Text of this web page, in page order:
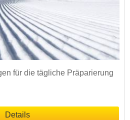
für die tägliche Präparierung
Details